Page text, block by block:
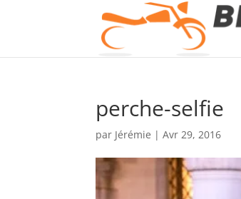
perche-selfie
par Jérémie |Avr 29, 2016